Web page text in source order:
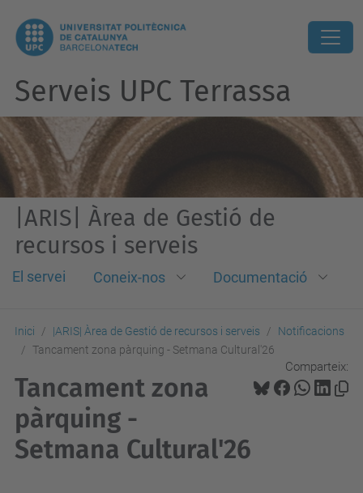
Serveis UPC Terrassa
|ARIS| Àrea de Gestió de
recursos i serveis
El servei Coneix-nos Documentació
Inici |ARIS| Àrea de Gestió de recursos i serveis
Notificacions
Tancament zona pàrquing - Setmana Cultural'26
Comparteix:
Tancament zona
pàrquing -
Setmana Cultural'26